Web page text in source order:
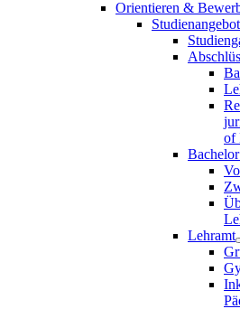
Orientieren &
Studienangebot
of
Lehramt